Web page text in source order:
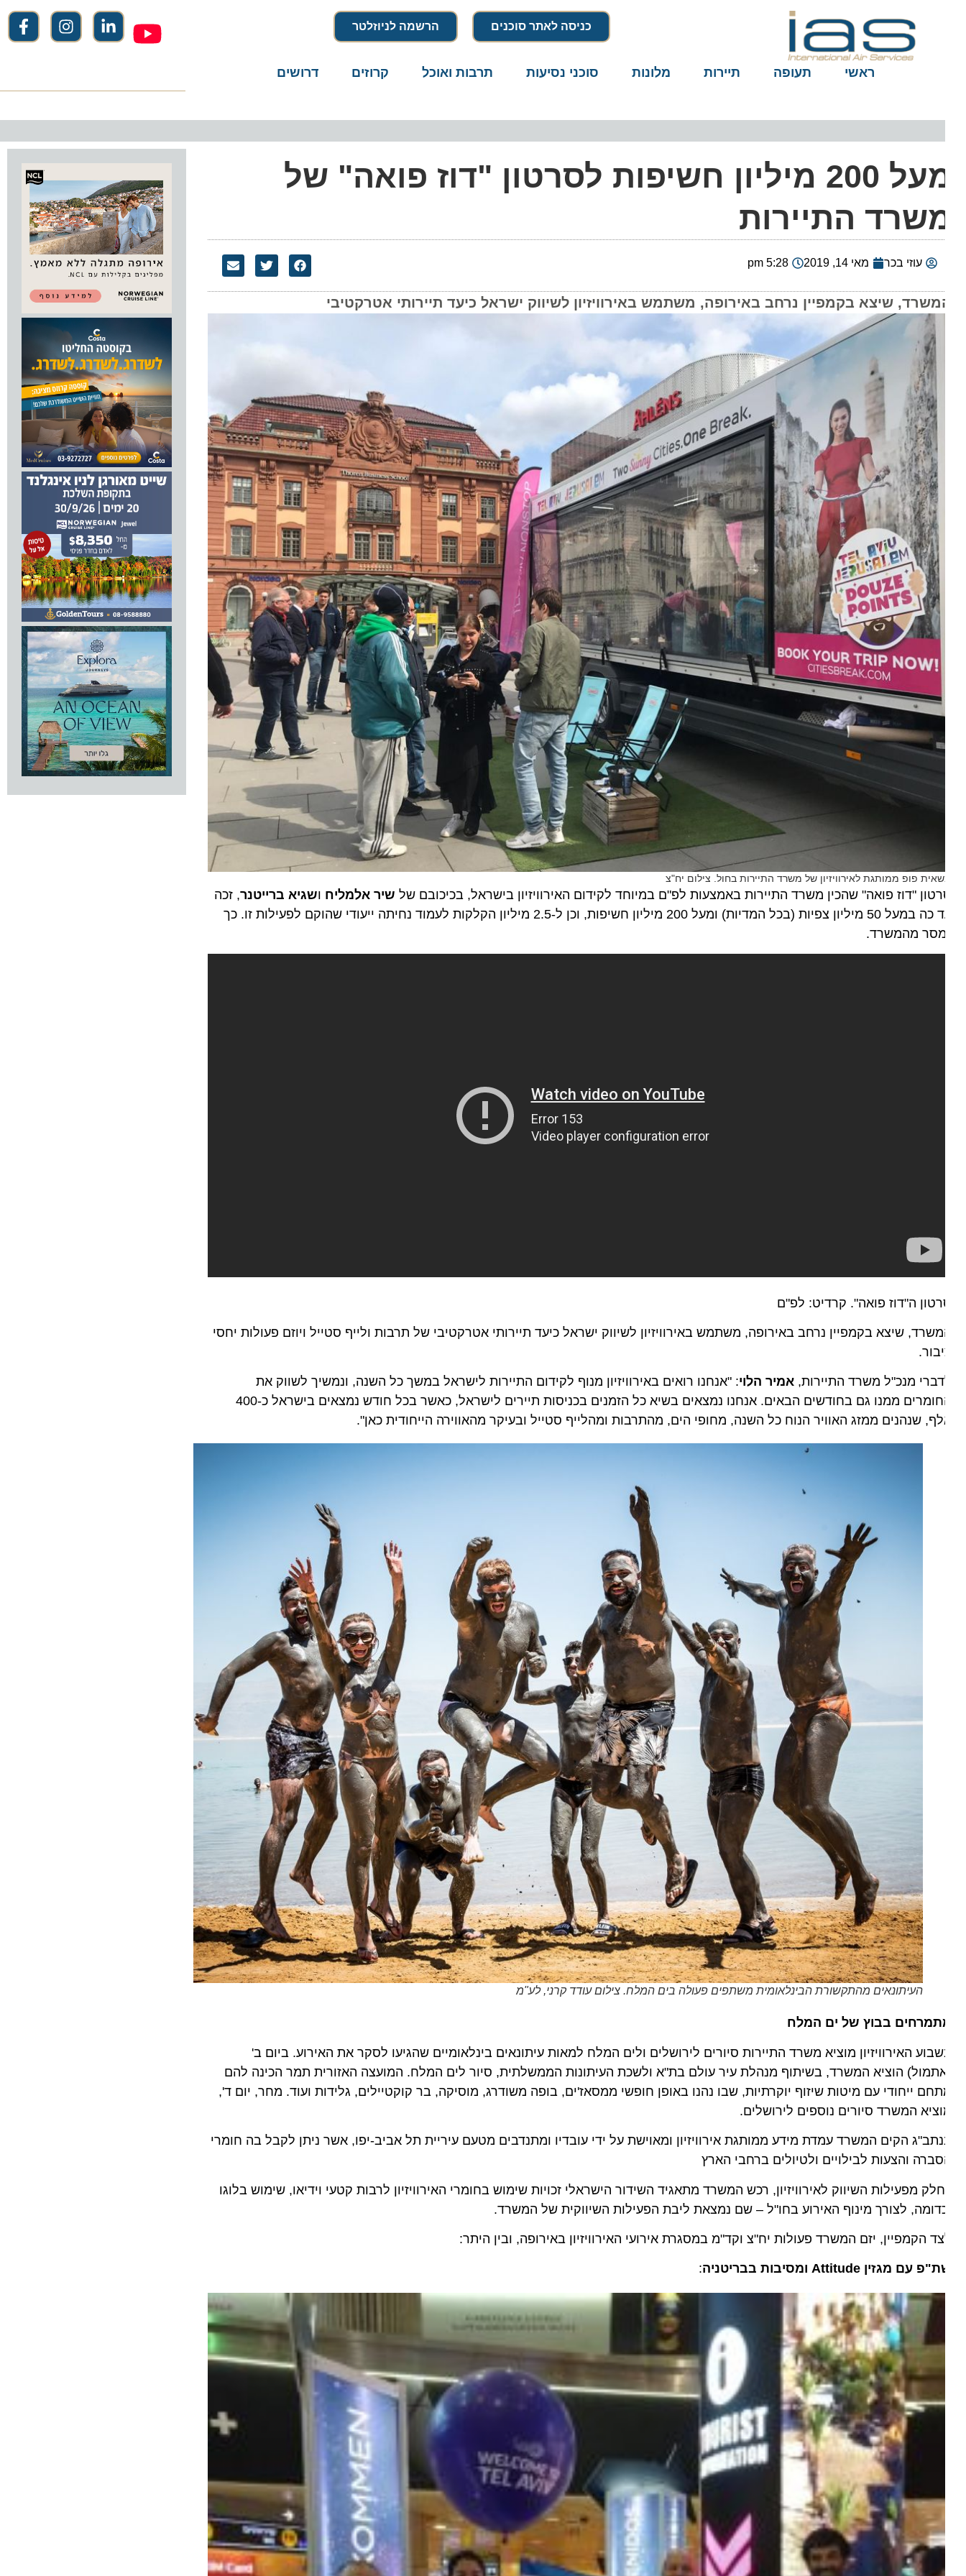
כניסה לאתר סוכנים הרשמה לניוזלטר
ראשי תעופה תיירות מלונות סוכני נסיעות תרבות ואוכל קרוזים דרושים
מעל 200 מיליון חשיפות לסרטון "דוז פואה" של
התיירות
עוזי בכר מאי 14, 2019 5:28 pm
שיצא בקמפיין נרחב באירופה, משתמש באירוויזיון לשיווק ישראל כיעד תיירותי אטרקטיבי
פופ ממותגת לאירוויזיון של משרד התיירות בחול. צילום יח"צ
"דוז פואה" שהכין משרד התיירות באמצעות לפ"ם במיוחד לקידום האירוויזיון בישראל, בכיכובם של שיר אלמליחושגיא ברייטנר, זכה
עד כה במעל 50 מיליון צפיות (בכל המדיות) ומעל 200 מיליון חשיפות, וכן ל-2.5 מיליון הקלקות לעמוד נחיתה ייעודי שהוקם לפעילות זו. כך
מהמשרד.
ה"דוז פואה". קרדיט: לפ"ם
שיצא בקמפיין נרחב באירופה, משתמש באירוויזיון לשיווק ישראל כיעד תיירותי אטרקטיבי של תרבות ולייף סטייל ויוזם פעולות יחסי
מנכ"ל משרד התיירות,אמיר הלוי: "אנחנו רואים באירוויזיון מנוף לקידום התיירות לישראל במשך כל השנה, ונמשיך לשווק את
החומרים ממנו גם בחודשים הבאים. אנחנו נמצאים בשיא כל הזמנים בכניסות תיירים לישראל, כאשר בכל חודש נמצאים בישראל כ-400
שנהנים ממזג האוויר הנוח כל השנה, מחופי הים, מהתרבות ומהלייף סטייל ובעיקר מהאווירה הייחודית כאן".
העיתונאים מהתקשורת הבינלאומית משתפים פעולה בים המלח. צילום עודד קרני, לע"מ
בבוץ של ים המלח
האירוויזיון מוציא משרד התיירות סיורים לירושלים ולים המלח למאות עיתונאים בינלאומיים שהגיעו לסקר את האירוע. ביום ב'
הוציא המשרד, בשיתוף מנהלת עיר עולם בת"א ולשכת העיתונות הממשלתית, סיור לים המלח. המועצה האזורית תמר הכינה להם
ייחודי עם מיטות שיזוף יוקרתיות, שבו נהנו באופן חופשי ממסאז'ים, בופה משודרג, מוסיקה, בר קוקטיילים, גלידות ועוד. מחר, יום ד',
המשרד סיורים נוספים לירושלים.
הקים המשרד עמדת מידע ממותגת אירוויזיון ומאוישת על ידי עובדיו ומתנדבים מטעם עיריית תל אביב-יפו, אשר ניתן לקבל בה חומרי
והצעות לבילויים ולטיולים ברחבי הארץ
מפעילות השיווק לאירוויזיון, רכש המשרד מתאגיד השידור הישראלי זכויות שימוש בחומרי האירוויזיון לרבות קטעי וידיאו, שימוש בלוגו
לצורך מינוף האירוע בחו"ל – שם נמצאת ליבת הפעילות השיווקית של המשרד.
הקמפיין, יזם המשרד פעולות יח"צ וקד"מ במסגרת אירועי האירוויזיון באירופה, ובין היתר:
עם מגזיןAttitudeומסיבות בבריטניה: